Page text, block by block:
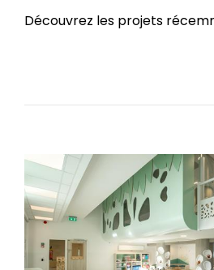
Découvrez les projets